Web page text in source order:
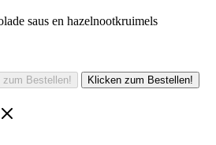
saus en hazelnootkruimels
zum Bestellen! Klicken zum Bestellen!